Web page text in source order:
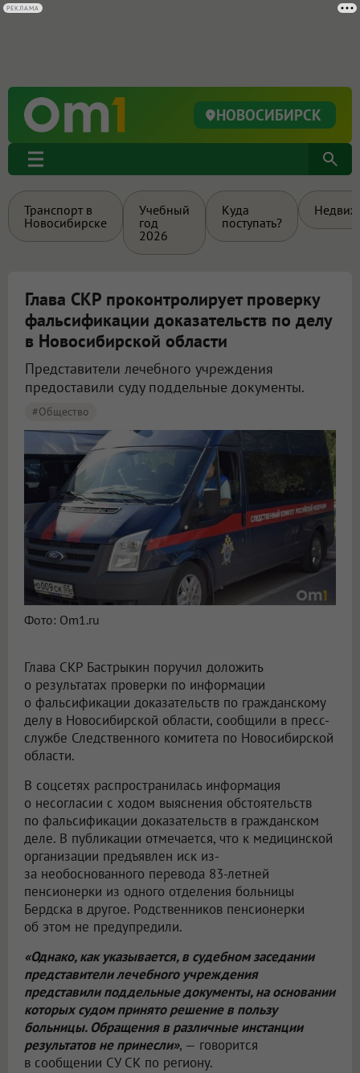
НОВОСИБИРСК
Транспорт в
Новосибирске
Учебный
год
2026
Куда
поступать?
Глава СКР проконтролирует проверку
фальсификации доказательств по делу
в Новосибирской области
Представители лечебного учреждения
предоставили суду поддельные документы.
#Общество
Фото: Om1.ru
Глава СКР Бастрыкин поручил доложить
о результатах проверки по информации
о фальсификации доказательств по гражданскому
делу в Новосибирской области, сообщили в пресс-
службе Следственного комитета по Новосибирской
области.
В соцсетях распространилась информация
о несогласии с ходом выяснения обстоятельств
по фальсификации доказательств в гражданском
деле. В публикации отмечается, что к медицинской
организации предъявлен иск из-
за необоснованного перевода 83-летней
пенсионерки из одного отделения больницы
Бердска в другое. Родственников пенсионерки
об этом не предупредили.
«Однако, как указывается, в судебном заседании
представители лечебного учреждения
представили поддельные документы, на основании
которых судом принято решение в пользу
больницы. Обращения в различные инстанции
результатов не принесли», — говорится
в сообщении СУ СК по региону.
РЕКЛАМА